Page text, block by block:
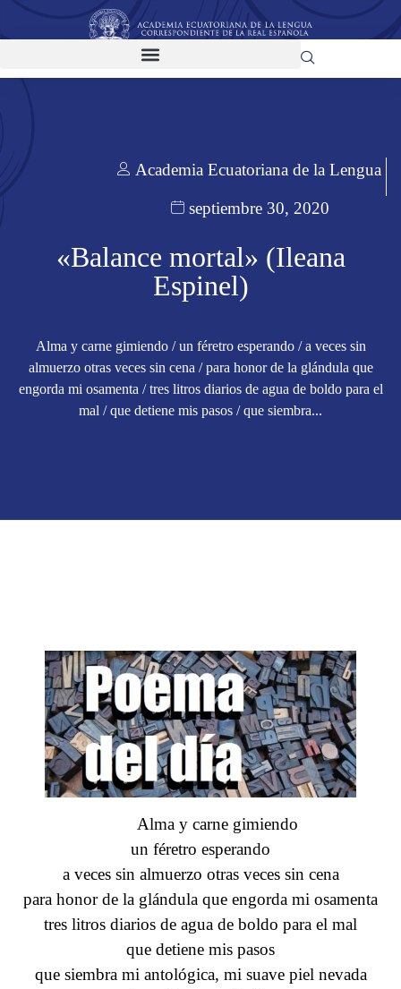
Academia Ecuatoriana de la Lengua
septiembre 30, 2020
«Balance mortal» (Ileana
Espinel)
Alma y carne gimiendo / un féretro esperando / a veces sin
almuerzo otras veces sin cena / para honor de la glándula que
engorda mi osamenta / tres litros diarios de agua de boldo para el
mal / que detiene mis pasos / que siembra...
Alma y carne gimiendo
un féretro esperando
a veces sin almuerzo otras veces sin cena
para honor de la glándula que engorda mi osamenta
tres litros diarios de agua de boldo para el mal
que detiene mis pasos
que siembra mi antológica, mi suave piel nevada